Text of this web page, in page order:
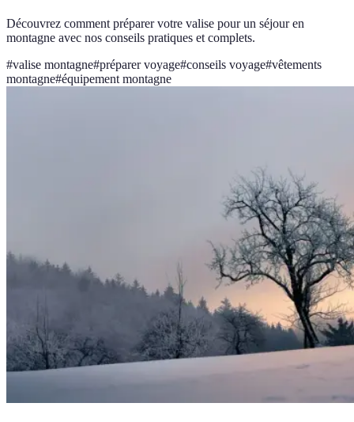
Découvrez comment préparer votre valise pour un séjour en
montagne avec nos conseils pratiques et complets.
#valise montagne#préparer voyage#conseils voyage#vêtements
montagne#équipement montagne